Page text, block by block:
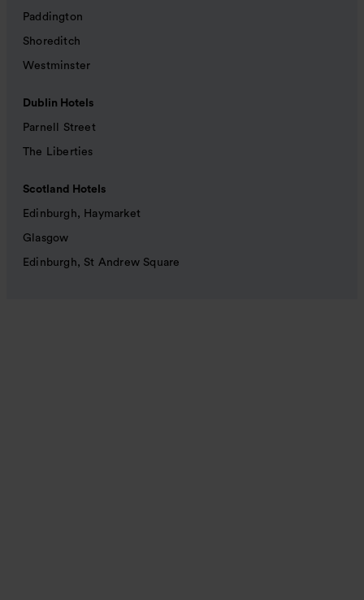
Paddington
Shoreditch
Westminster
Dublin Hotels
Parnell Street
The Liberties
Scotland Hotels
Edinburgh, Haymarket
Glasgow
Edinburgh, St Andrew Square